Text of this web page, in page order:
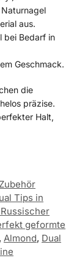
aus.
bei Bedarf in
Geschmack.
die
präzise.
Halt,
Zubehör
Tips in
geformte
, Almond, Dual